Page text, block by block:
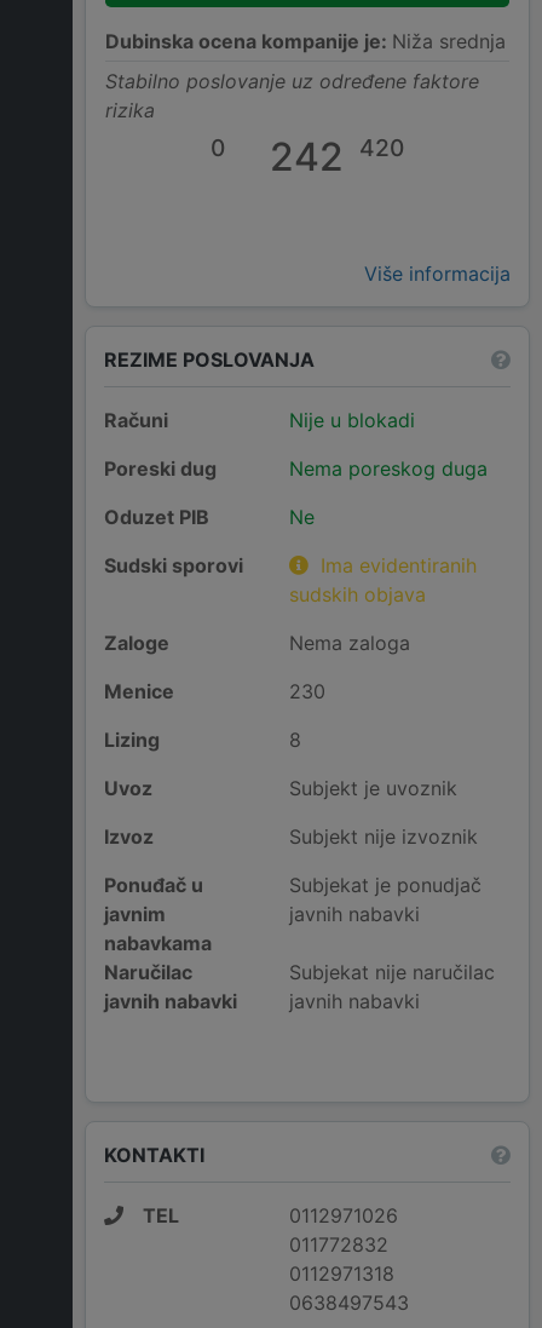
Dubinska ocena kompanije je: Niža srednja
Stabilno poslovanje uz određene faktore
rizika
0 242 420
Više informacija
REZIME POSLOVANJA
Računi
Nije u blokadi
Poreski dug
Nema poreskog duga
Oduzet PIB
Ne
Sudski sporovi
Ima evidentiranih
sudskih objava
Zaloge
Nema zaloga
Menice
230
Lizing
8
Uvoz
Subjekt je uvoznik
Izvoz
Subjekt nije izvoznik
Ponuđač u
javnim
nabavkama
Subjekat je ponudjač
javnih nabavki
Naručilac
javnih nabavki
Subjekat nije naručilac
javnih nabavki
KONTAKTI
TEL
0112971026
011772832
0112971318
0638497543